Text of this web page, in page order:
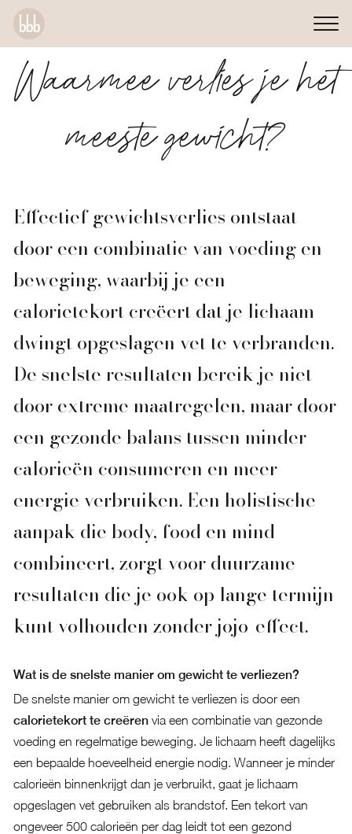
Waarmee verlies je het
meeste gewicht?
Effectief gewichtsverlies ontstaat
door een combinatie van voeding en
beweging, waarbij je een
calorietekort creëert dat je lichaam
dwingt opgeslagen vet te verbranden.
De snelste resultaten bereik je niet
door extreme maatregelen, maar door
een gezonde balans tussen minder
calorieën consumeren en meer
energie verbruiken. Een holistische
aanpak die body, food en mind
combineert, zorgt voor duurzame
resultaten die je ook op lange termijn
kunt volhouden zonder jojo-effect.
Wat is de snelste manier om gewicht te verliezen?
De snelste manier om gewicht te verliezen is door een
calorietekort te creërenvia een combinatie van gezonde
voeding en regelmatige beweging. Je lichaam heeft dagelijks
een bepaalde hoeveelheid energie nodig. Wanneer je minder
calorieën binnenkrijgt dan je verbruikt, gaat je lichaam
opgeslagen vet gebruiken als brandstof. Een tekort van
ongeveer 500 calorieën per dag leidt tot een gezond